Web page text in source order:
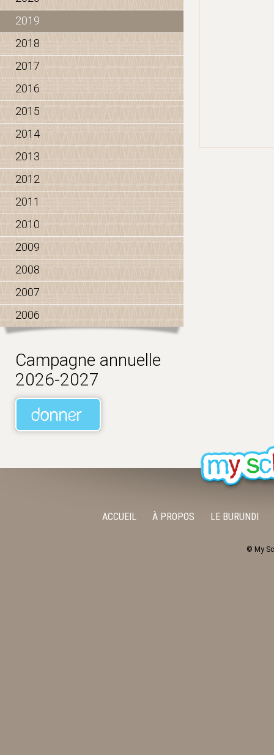
2019
2018
2017
2016
2015
2014
2013
2012
2011
2010
2009
2008
2007
2006
Campagne annuelle
2026-2027
ACCUEIL À PROPOS LE BURUNDI
© My